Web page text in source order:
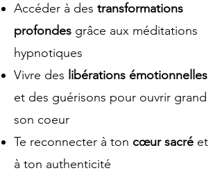
Accéder à des transformations
profondes grâce aux méditations
hypnotiques
Vivre des libérations émotionnelles
et des guérisons pour ouvrir grand
son coeur
Te reconnecter à ton cœur sacré et
à ton authenticité